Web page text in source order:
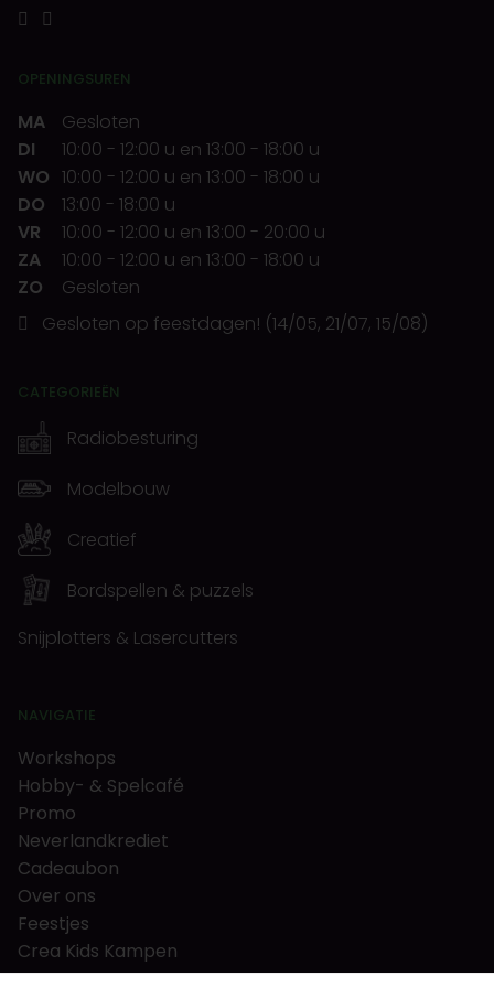
OPENINGSUREN
MA
Gesloten
DI
10:00 - 12:00 u en 13:00 - 18:00 u
WO 10:00 - 12:00 u en 13:00 - 18:00 u
DO
13:00 - 18:00 u
VR
10:00 - 12:00 u en 13:00 - 20:00 u
ZA
10:00 - 12:00 u en 13:00 - 18:00 u
ZO
Gesloten
Gesloten op feestdagen! (14/05, 21/07, 15/08)
CATEGORIEËN
Radiobesturing
Modelbouw
Creatief
Bordspellen & puzzels
Snijplotters & Lasercutters
NAVIGATIE
Workshops
Hobby- & Spelcafé
Promo
Neverlandkrediet
Cadeaubon
Over ons
Feestjes
Crea Kids Kampen
FAQ